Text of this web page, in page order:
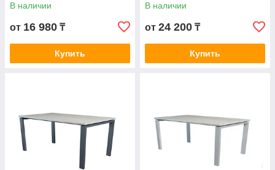
В наличии
от 16 980 ₸
Купить
В наличии
от 24 200 ₸
Купить